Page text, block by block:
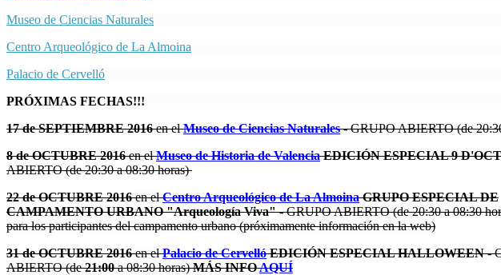
Museo de Ciencias Naturales
Centro Arqueológico de La Almoina
Palacio de Cervelló
PRÓXIMAS FECHAS!!!
17 de SEPTIEMBRE 2016en elMuseo de Ciencias Naturales- GRUPO ABIERTO (de
8 de OCTUBRE 2016en elMuseo de Historia de ValenciaEDICIÓN ESPECIAL 9
ABIERTO (de 20:30 a 08:30 horas)
22 de OCTUBRE 2016en elCentro Arqueológico de La AlmoinaGRUPO ESPECIAL DE
CAMPAMENTO URBANO "Arqueología Viva"- GRUPO ABIERTO (de 20:30 a 08:30
para los participantes del campamento urbano (próximamente información en la web)
31 de OCTUBRE 2016en elPalacio de CervellóEDICIÓN ESPECIAL HALLOWEEN-
ABIERTO (de21:00a 08:30 horas)MÁS INFOAQUÍ